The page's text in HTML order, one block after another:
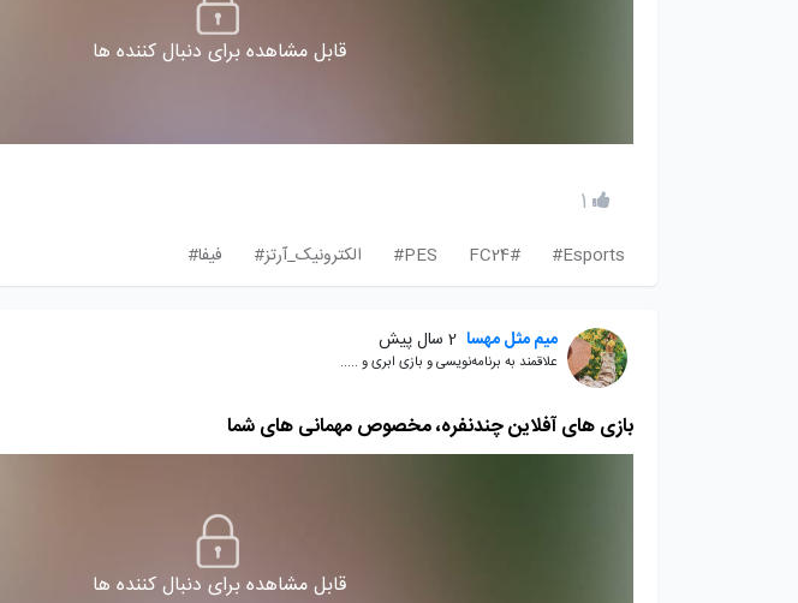
قابل مشاهده برای دنبال کننده ها
1
Esports#
FC24#
PES# الکترونیک_آرتز# فیفا#
میم مثل مهسا 2 سال پیش
علاقمند به برنامه‌نویسی و بازی ابری و .....
بازی های آفلاین چندنفره، مخصوص مهمانی های شما
قابل مشاهده برای دنبال کننده ها